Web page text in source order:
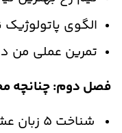
الگوی پاتولوژیک
تمرین عملی من
فصل دوم: چنانچه
شناخت 5 زبان عشق